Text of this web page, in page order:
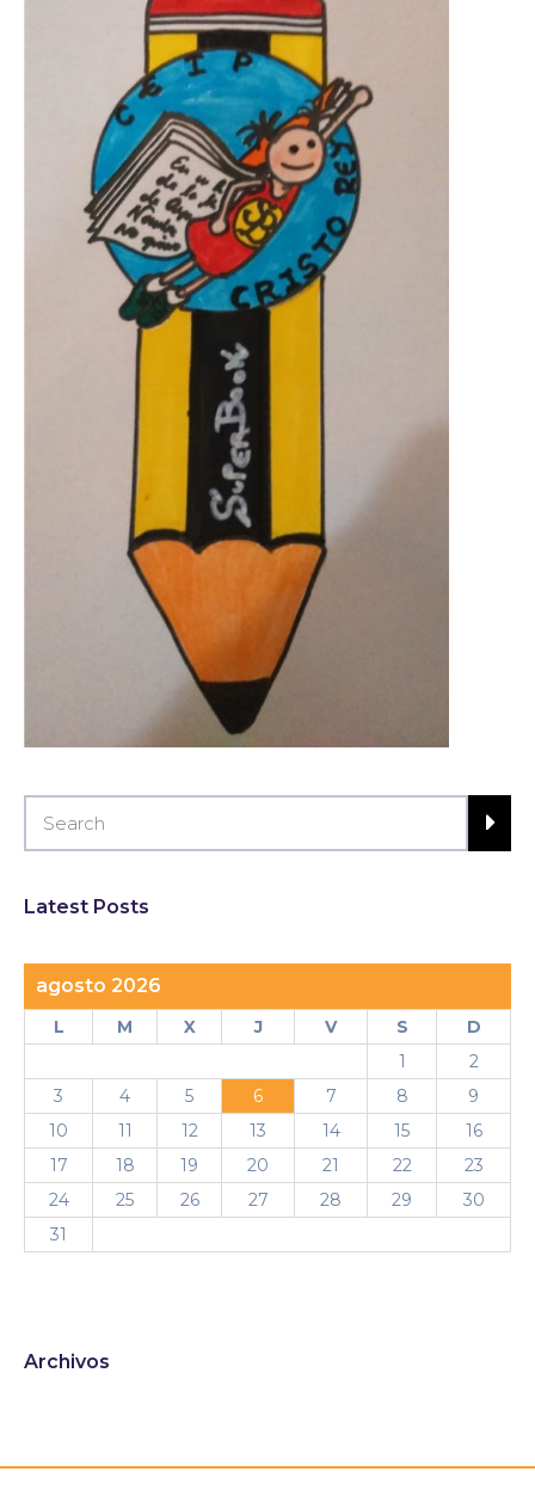
Latest Posts
agosto 2026
L M X J V S
D
1
2
3
4 5 6 7 8
9
10
11 12 13 14 15
16
17
18 19 20 21 22
23
24
25 26 27 28 29
30
31
Archivos